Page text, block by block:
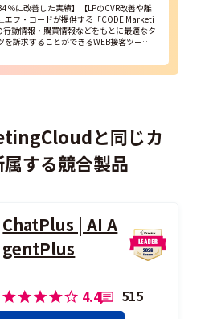
％に改善した実績】【LPのCVR改善や離
エフ・コードが提供する「CODE Marketi
動情報・購買情報などをもとに最適なタ
訴求することができるWEB接客ツールで
と同じカ
する競合製品
ChatPlus | AI A
gentPlus
4.4 515